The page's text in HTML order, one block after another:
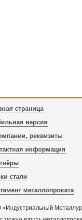
страница
версия
реквизиты
информация
стали
металлопроката